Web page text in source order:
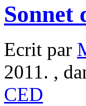
Sonnet
Ecrit par
2011. ,
CED